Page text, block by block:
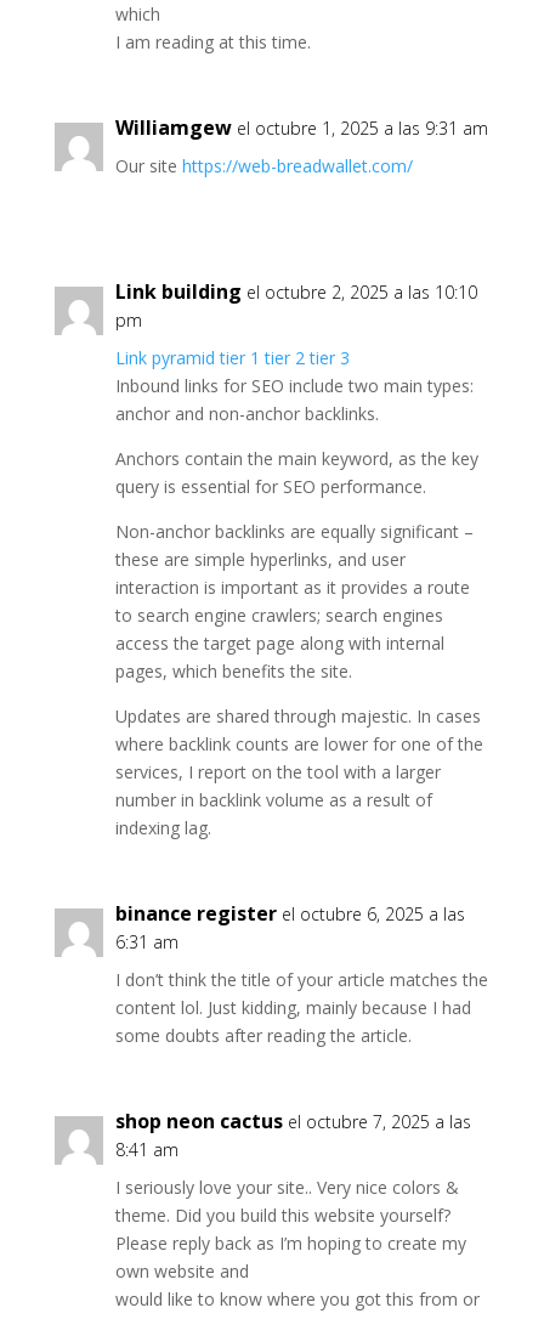
which
I am reading at this time.
Williamgew el octubre 1, 2025 a las 9:31 am
Our site https://web-breadwallet.com/
Link building el octubre 2, 2025 a las 10:10
pm
Link pyramid tier 1 tier 2 tier 3
Inbound links for SEO include two main types:
anchor and non-anchor backlinks.
Anchors contain the main keyword, as the key
query is essential for SEO performance.
Non-anchor backlinks are equally significant –
these are simple hyperlinks, and user
interaction is important as it provides a route
to search engine crawlers; search engines
access the target page along with internal
pages, which benefits the site.
Updates are shared through majestic. In cases
where backlink counts are lower for one of the
services, I report on the tool with a larger
number in backlink volume as a result of
indexing lag.
binance register el octubre 6, 2025 a las
6:31 am
I don’t think the title of your article matches the
content lol. Just kidding, mainly because I had
some doubts after reading the article.
shop neon cactus el octubre 7, 2025 a las
8:41 am
I seriously love your site.. Very nice colors &
theme. Did you build this website yourself?
Please reply back as I’m hoping to create my
own website and
would like to know where you got this from or